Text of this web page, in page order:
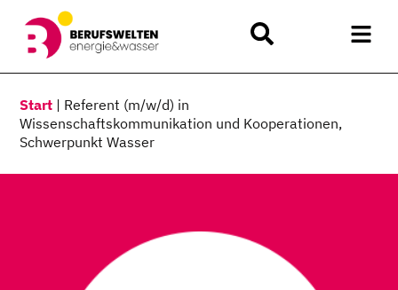
Start | Referent (m/w/d) in
Wissenschaftskommunikation und Kooperationen,
Schwerpunkt Wasser